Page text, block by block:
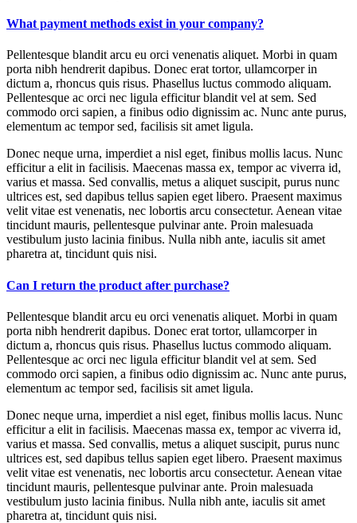
What payment methods exist in your company?
Pellentesque blandit arcu eu orci venenatis aliquet. Morbi in quam
porta nibh hendrerit dapibus. Donec erat tortor, ullamcorper in
dictum a, rhoncus quis risus. Phasellus luctus commodo aliquam.
Pellentesque ac orci nec ligula efficitur blandit vel at sem. Sed
commodo orci sapien, a finibus odio dignissim ac. Nunc ante purus,
elementum ac tempor sed, facilisis sit amet ligula.
Donec neque urna, imperdiet a nisl eget, finibus mollis lacus. Nunc
efficitur a elit in facilisis. Maecenas massa ex, tempor ac viverra id,
varius et massa. Sed convallis, metus a aliquet suscipit, purus nunc
ultrices est, sed dapibus tellus sapien eget libero. Praesent maximus
velit vitae est venenatis, nec lobortis arcu consectetur. Aenean vitae
tincidunt mauris, pellentesque pulvinar ante. Proin malesuada
vestibulum justo lacinia finibus. Nulla nibh ante, iaculis sit amet
pharetra at, tincidunt quis nisi.
Can I return the product after purchase?
Pellentesque blandit arcu eu orci venenatis aliquet. Morbi in quam
porta nibh hendrerit dapibus. Donec erat tortor, ullamcorper in
dictum a, rhoncus quis risus. Phasellus luctus commodo aliquam.
Pellentesque ac orci nec ligula efficitur blandit vel at sem. Sed
commodo orci sapien, a finibus odio dignissim ac. Nunc ante purus,
elementum ac tempor sed, facilisis sit amet ligula.
Donec neque urna, imperdiet a nisl eget, finibus mollis lacus. Nunc
efficitur a elit in facilisis. Maecenas massa ex, tempor ac viverra id,
varius et massa. Sed convallis, metus a aliquet suscipit, purus nunc
ultrices est, sed dapibus tellus sapien eget libero. Praesent maximus
velit vitae est venenatis, nec lobortis arcu consectetur. Aenean vitae
tincidunt mauris, pellentesque pulvinar ante. Proin malesuada
vestibulum justo lacinia finibus. Nulla nibh ante, iaculis sit amet
pharetra at, tincidunt quis nisi.